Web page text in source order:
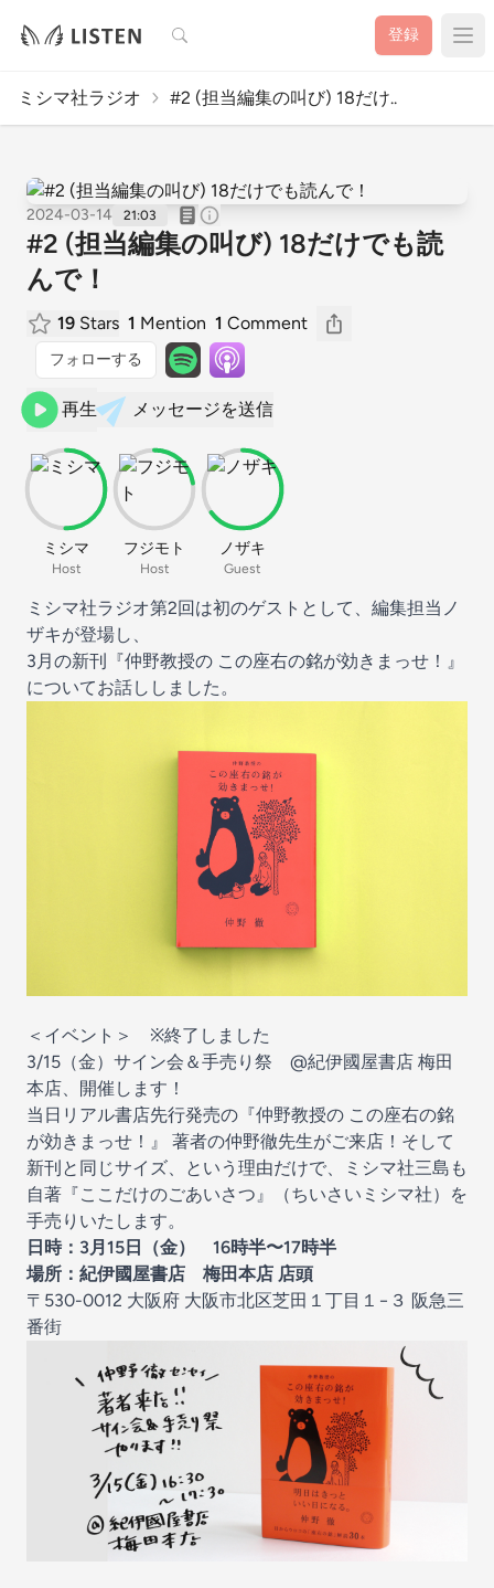
検索 登録
ミシマ社ラジオ #2 (担当編集の叫び) 18だけ..
2024-03-14 21:03
#2 (担当編集の叫び) 18だけでも読
んで！
19 Stars 1 Mention 1 Comment
フォローする
再生 メッセージを送信
ミシマ
Host
フジモト
Host
ノザキ
Guest
ミシマ社ラジオ第2回は初のゲストとして、編集担当ノ
ザキが登場し、
3月の新刊 『仲野教授の この座右の銘が効きまっせ！』
についてお話ししました。
＜イベント＞ ※終了しました
3/15（金）サイン会＆手売り祭 @紀伊國屋書店 梅田
本店、開催します！
当日リアル書店先行発売の 『仲野教授の この座右の銘
が効きまっせ！』
著者の仲野徹先生がご来店！そして
新刊と同じサイズ、という理由だけで、ミシマ社三島も
自著 『ここだけのごあいさつ』
（ちいさいミシマ社）を
手売りいたします。
日時：3月15日（金） 16時半〜17時半
場所：紀伊國屋書店 梅田本店 店頭
〒530-0012 大阪府 大阪市北区芝田１丁目１−３ 阪急三
番街